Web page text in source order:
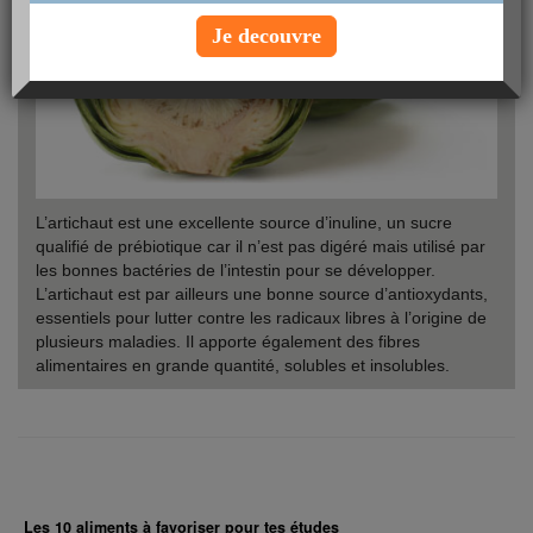
L’artichaut est une excellente source d’inuline, un sucre
qualifié de prébiotique car il n’est pas digéré mais utilisé par
les bonnes bactéries de l’intestin pour se développer.
L’artichaut est par ailleurs une bonne source d’antioxydants,
essentiels pour lutter contre les radicaux libres à l’origine de
plusieurs maladies. Il apporte également des fibres
alimentaires en grande quantité, solubles et insolubles.
Les 10 aliments à favoriser pour tes études
Je decouvre